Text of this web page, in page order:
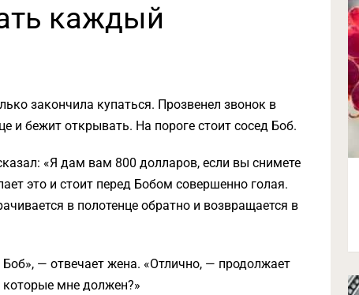
каждый
закончила купаться. Прозвенел звонок в
и бежит открывать. На пороге стоит сосед Боб.
«Я дам вам 800 долларов, если вы снимете
это и стоит перед Бобом совершенно гoлaя.
в полотенце обратно и возвращается в
— отвечает жена. «Отлично, — продолжает
мне должен?»